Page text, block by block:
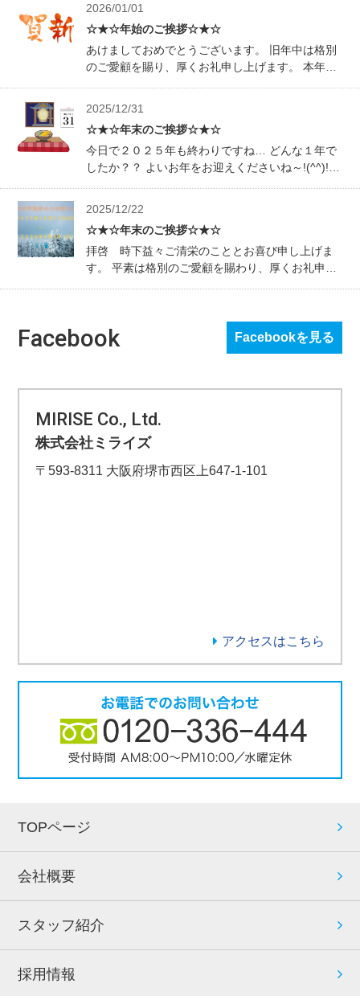
ですね(;’∀’) 明日、１月5日（月）より営業いたし
ます。 …
2026/01/01
☆★☆年始のご挨拶☆★☆
あけましておめでとうございます。 旧年中は格別
のご愛顧を賜り、厚くお礼申し上げます。 本年も
後とも、どうぞ宜しくお願い申し上げます。 末筆
ながら皆…
2025/12/31
☆★☆年末のご挨拶☆★☆
今日で２０２５年も終わりですね… どんな１年で
したか？？ よいお年をお迎えくださいね～!(^^)!
月５日（月）より、通常営業いたします。 休業中
はぜ…
2025/12/22
☆★☆年末のご挨拶☆★☆
拝啓 時下益々ご清栄のこととお喜び申し上げま
す。 平素は格別のご愛顧を賜わり、厚くお礼申し
すよう お願…
Facebook Facebookを見る
MIRISE Co., Ltd.
株式会社ミライズ
〒593-8311 大阪府堺市西区上647-1-101
アクセスはこちら
TOPページ
会社概要
スタッフ紹介
採用情報